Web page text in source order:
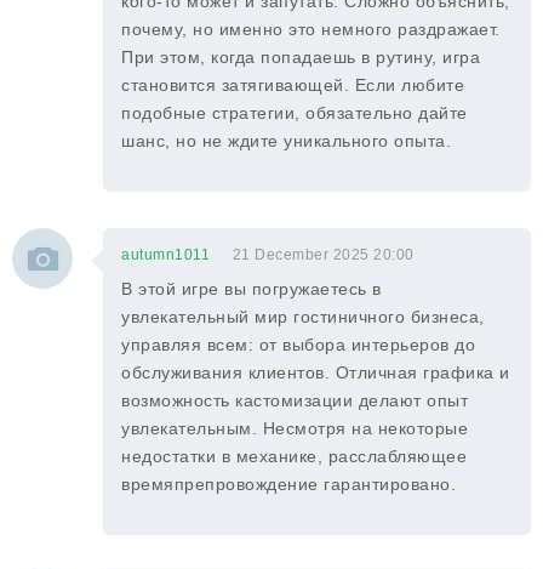
почему, но именно это немного раздражает.
При этом, когда попадаешь в рутину, игра
становится затягивающей. Если любите
подобные стратегии, обязательно дайте
шанс, но не ждите уникального опыта.
autumn1011 21 December 2025 20:00
В этой игре вы погружаетесь в
увлекательный мир гостиничного бизнеса,
управляя всем: от выбора интерьеров до
обслуживания клиентов. Отличная графика и
возможность кастомизации делают опыт
увлекательным. Несмотря на некоторые
недостатки в механике, расслабляющее
времяпрепровождение гарантировано.